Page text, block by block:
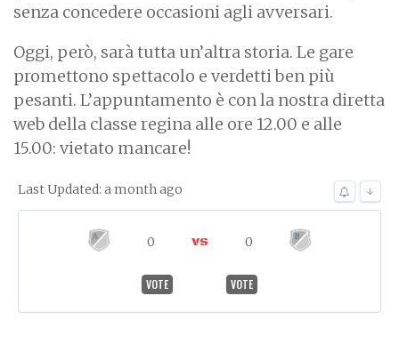
senza concedere occasioni agli avversari.
Oggi, però, sarà tutta un’altra storia. Le gare
promettono spettacolo e verdetti ben più
pesanti. L’appuntamento è con la nostra diretta
web della classe regina alle ore 12.00 e alle
15.00: vietato mancare!
Last Updated: a month ago ↓
0 0
VOTE VOTE